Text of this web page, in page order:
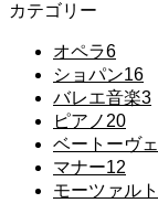
カテゴリー
オペラ6
ショパン16
バレエ音楽3
ピアノ20
ベートーヴ
マナー12
モーツァルト